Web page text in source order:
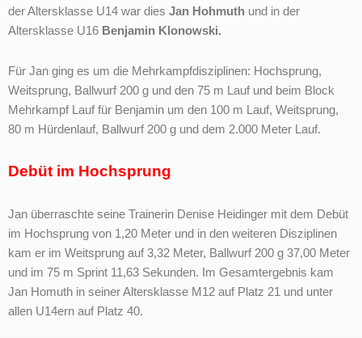
der Altersklasse U14 war dies Jan Hohmuth und in der
Altersklasse U16 Benjamin Klonowski.
Für Jan ging es um die Mehrkampfdisziplinen: Hochsprung,
Weitsprung, Ballwurf 200 g und den 75 m Lauf und beim Block
Mehrkampf Lauf für Benjamin um den 100 m Lauf, Weitsprung,
80 m Hürdenlauf, Ballwurf 200 g und dem 2.000 Meter Lauf.
Debüt im Hochsprung
Jan überraschte seine Trainerin Denise Heidinger mit dem Debüt
im Hochsprung von 1,20 Meter und in den weiteren Disziplinen
kam er im Weitsprung auf 3,32 Meter, Ballwurf 200 g 37,00 Meter
und im 75 m Sprint 11,63 Sekunden. Im Gesamtergebnis kam
Jan Homuth in seiner Altersklasse M12 auf Platz 21 und unter
allen U14ern auf Platz 40.